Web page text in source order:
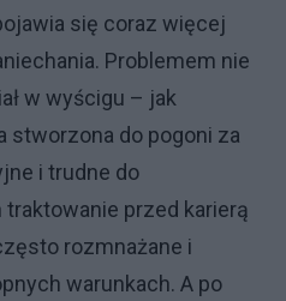
się coraz więcej
Problemem nie
w wyścigu – jak
stworzona do pogoni za
i trudne do
przed karierą
rozmnażane i
warunkach. A po